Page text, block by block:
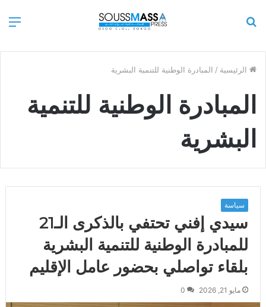
الرئيسية / المبادرة الوطنية للتنمية البشرية
المبادرة الوطنية للتنمية
البشرية
سياسة
سيدي إفني تحتفي بالذكرى الـ21
للمبادرة الوطنية للتنمية البشرية
بلقاء تواصلي بحضور عامل الإقليم
مايو 21, 2026 0